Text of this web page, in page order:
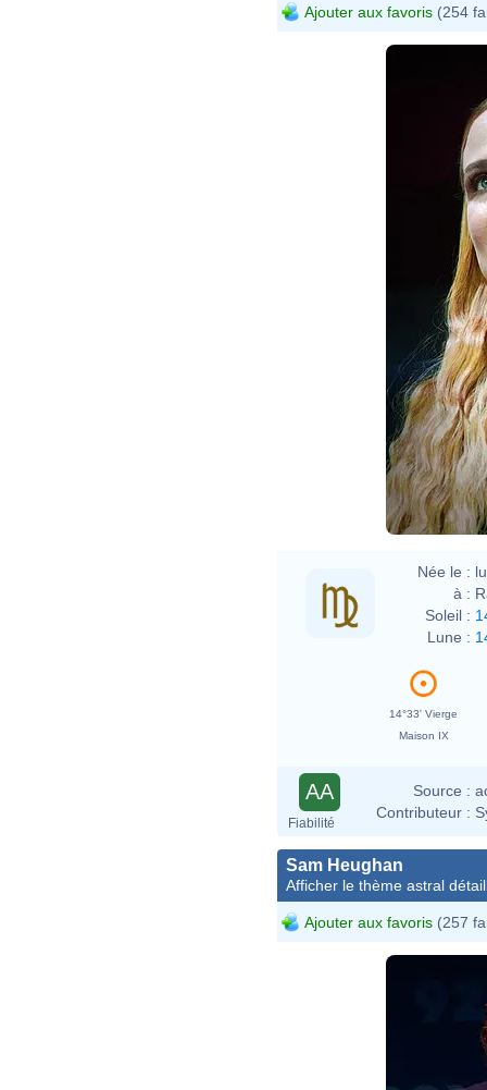
Ajouter aux favoris (254
Née le :
à :
Soleil :
Lune :
14°33' Vierge
Maison IX
AA
Fiabilité
Source :
Contributeur :
Sam Heughan
Afficher le thème astral
Ajouter aux favoris (257